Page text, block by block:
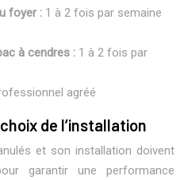
foyer : 1 à 2 fois par semaine
à cendres : 1 à 2 fois par
agréé
de l’installation
et son installation doivent
garantir une performance